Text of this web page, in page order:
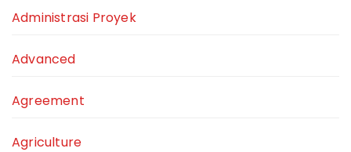
Administrasi Proyek
Advanced
Agreement
Agriculture